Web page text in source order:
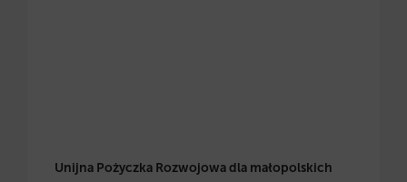
Unijna Pożyczka Rozwojowa dla małopolskich